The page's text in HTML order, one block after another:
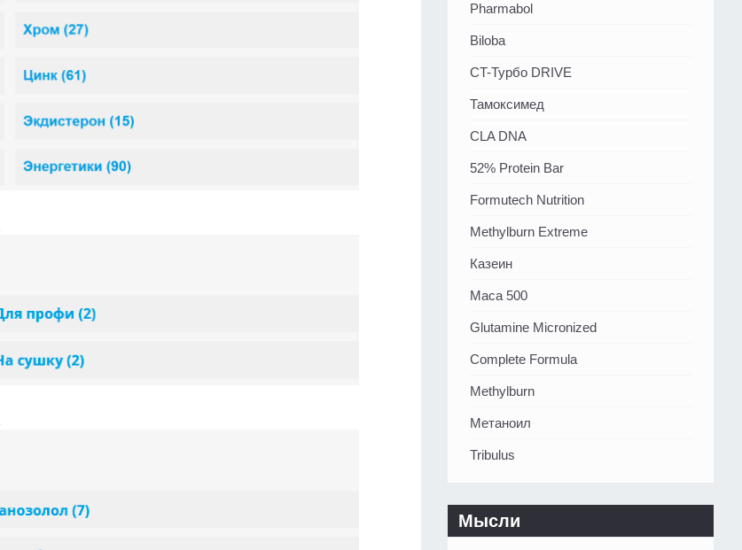
Pharmabol
Biloba
CT-Турбо DRIVE
Тамоксимед
CLA DNA
52% Protein Bar
Formutech Nutrition
Methylburn Extreme
Казеин
Maca 500
Glutamine Micronized
Complete Formula
Methylburn
Метаноил
Tribulus
Мысли